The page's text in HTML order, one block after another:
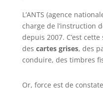
L’ANTS (agence
charge de l’instruction
depuis 2007. C’est
des cartes grises, des
conduire, des timbres
Or, force est de